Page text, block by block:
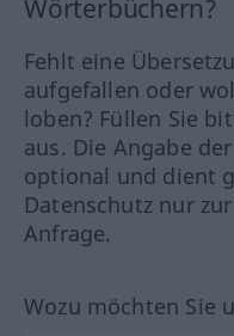
Wörterbüchern?
Fehlt eine
aufgefallen oder
loben? Füllen Sie
aus. Die Angabe
optional und dient
Datenschutz nur
Anfrage.
Wozu möchten Sie